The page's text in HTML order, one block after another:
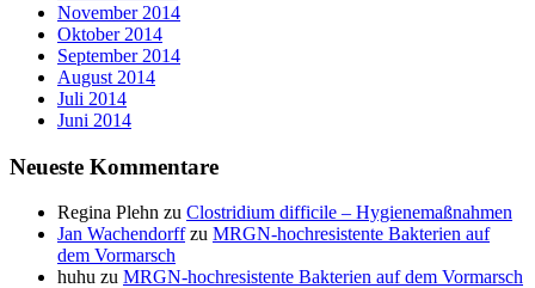
November 2014
Oktober 2014
September 2014
August 2014
Juli 2014
Juni 2014
Neueste Kommentare
Regina Plehn zu Clostridium difficile – Hygienemaßnahmen
Jan Wachendorffzu MRGN-hochresistente Bakterien auf
dem Vormarsch
huhu zu MRGN-hochresistente Bakterien auf dem Vormarsch